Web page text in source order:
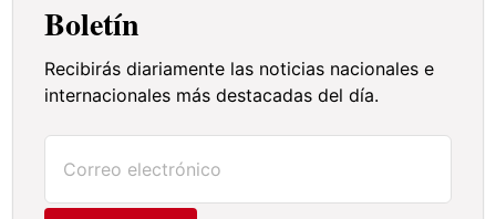
Boletín
Recibirás diariamente las noticias nacionales e
internacionales más destacadas del día.